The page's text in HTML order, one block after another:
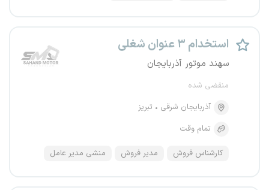
استخدام ۳ عنوان شغلی
سهند موتور آذربایجان
منقضی شده
آذربایجان شرقی
تبریز
تمام وقت
کارشناس فروش مدیر فروش منشی مدیر عامل